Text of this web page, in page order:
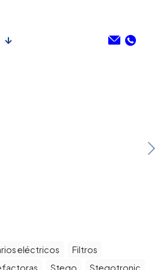
eléctricos
Filtros
Stego Stegotronic